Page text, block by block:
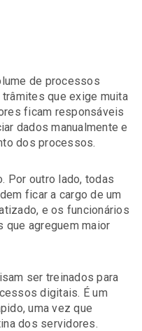
de processos
que exige muita
ficam responsáveis
dados manualmente e
dos processos.
Por outro lado, todas
ficar a cargo de um
e os funcionários
que agreguem maior
ser treinados para
digitais. É um
uma vez que
dos servidores.